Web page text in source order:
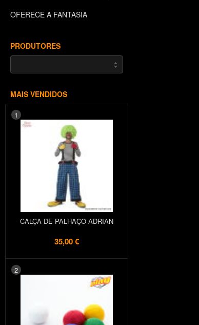
OFERECE A FANTASIA
PRODUTORES
MAIS VENDIDOS
1
CALÇA DE PALHAÇO ADRIAN
35,00 €
2